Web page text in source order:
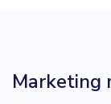
Marketing